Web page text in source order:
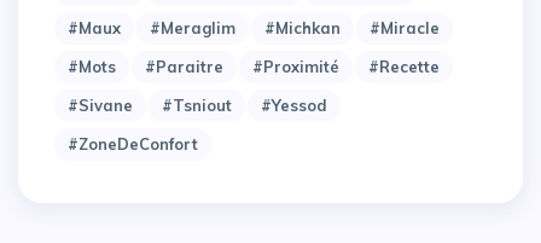
#maux
#meraglim #michkan
#miracle
#mots
#paraitre #proximité
#recette
#sivane
#tsniout
#yessod
#zoneDeConfort